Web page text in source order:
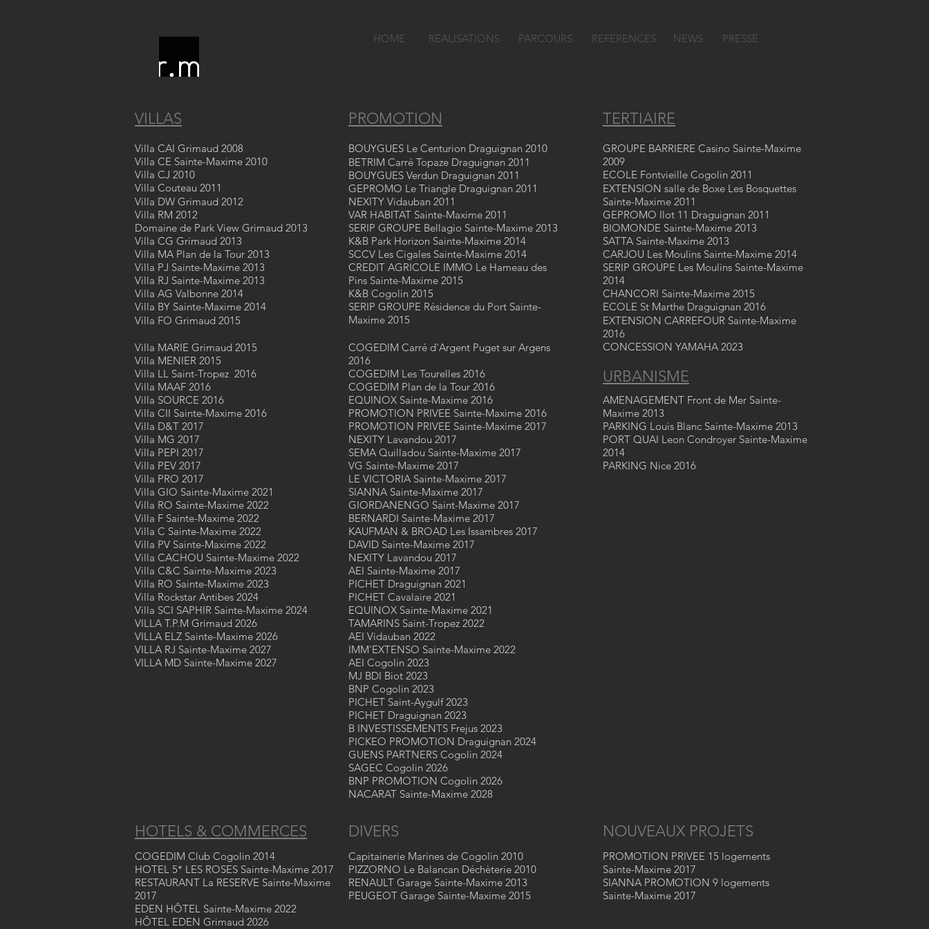
HOME REALISATIONS PARCOURS REFERENCES NEWS PRESSE
VILLAS
Villa CAI Grimaud 2008
Villa CE Sainte-Maxime 2010
Villa CJ 2010
Villa Couteau 2011
Villa DW Grimaud 2012
Villa RM 2012
Domaine de Park View Grimaud 2013
Villa CG Grimaud 2013
Villa MA Plan de la Tour 2013
Villa PJ Sainte-Maxime 2013
Villa RJ Sainte-Maxime 2013
Villa AG Valbonne 2014
Villa BY Sainte-Maxime 2014
Villa FO Grimaud 2015
Villa MARIE Grimaud 2015
Villa MENIER 2015
Villa LL Saint-Tropez 2016
Villa MAAF 2016
Villa SOURCE 2016
Villa CII Sainte-Maxime 2016
Villa D&T 2017
Villa MG 2017
Villa PEPI 2017
Villa PEV 2017
Villa PRO 2017
Villa GIO Sainte-Maxime 2021
Villa RO Sainte-Maxime 2022
Villa F Sainte-Maxime 2022
Villa C Sainte-Maxime 2022
Villa PV Sainte-Maxime 2022
Villa CACHOU Sainte-Maxime 2022
Villa C&C Sainte-Maxime 2023
Villa RO Sainte-Maxime 2023
Villa Rockstar Antibes 2024
Villa SCI SAPHIR Sainte-Maxime 2024
VILLA T.P.M Grimaud 2026
VILLA ELZ Sainte-Maxime 2026
VILLA RJ Sainte-Maxime 2027
VILLA MD Sainte-Maxime 2027
PROMOTION
BOUYGUES Le Centurion Draguignan 2010
BETRIM Carré Topaze Draguignan 2011
BOUYGUES Verdun Draguignan 2011
GEPROMO Le Triangle Draguignan 2011
NEXITY Vidauban 2011
VAR HABITAT Sainte-Maxime 2011
SERIP GROUPE Bellagio Sainte-Maxime 2013
K&B Park Horizon Sainte-Maxime 2014
SCCV Les Cigales Sainte-Maxime 2014
CREDIT AGRICOLE IMMO Le Hameau des
Pins Sainte-Maxime 2015
K&B Cogolin 2015
SERIP GROUPE Résidence du Port Sainte-
Maxime 2015
COGEDIM Carré d'Argent Puget sur Argens
2016
COGEDIM Les Tourelles 2016
COGEDIM Plan de la Tour 2016
EQUINOX Sainte-Maxime 2016
PROMOTION PRIVEE Sainte-Maxime 2016
PROMOTION PRIVEE Sainte-Maxime 2017
NEXITY Lavandou 2017
SEMA Quilladou Sainte-Maxime 2017
VG Sainte-Maxime 2017
LE VICTORIA Sainte-Maxime 2017
SIANNA Sainte-Maxime 2017
GIORDANENGO Saint-Maxime 2017
BERNARDI Sainte-Maxime 2017
KAUFMAN & BROAD Les Issambres 2017
DAVID Sainte-Maxime 2017
NEXITY Lavandou 2017
AEI Sainte-Maxime 2017
PICHET Draguignan 2021
PICHET Cavalaire 2021
EQUINOX Sainte-Maxime 2021
TAMARINS Saint-Tropez 2022
AEI Vidauban 2022
IMM'EXTENSO Sainte-Maxime 2022
AEI Cogolin 2023
MJ BDI Biot 2023
BNP Cogolin 2023
PICHET Saint-Aygulf 2023
PICHET Draguignan 2023
B INVESTISSEMENTS Frejus 2023
PICKEO PROMOTION Draguignan 2024
GUENS PARTNERS Cogolin 2024
SAGEC Cogolin 2026
BNP PROMOTION Cogolin 2026
NACARAT Sainte-Maxime 2028
TERTIAIRE
GROUPE BARRIERE Casino Sainte-Maxime
2009
ECOLE Fontvieille Cogolin 2011
EXTENSION salle de Boxe Les Bosquettes
Sainte-Maxime 2011
GEPROMO Ilot 11 Draguignan 2011
BIOMONDE Sainte-Maxime 2013
SATTA Sainte-Maxime 2013
CARJOU Les Moulins Sainte-Maxime 2014
SERIP GROUPE Les Moulins Sainte-Maxime
2014
CHANCORI Sainte-Maxime 2015
ECOLE St Marthe Draguignan 2016
EXTENSION CARREFOUR Sainte-Maxime
2016
CONCESSION YAMAHA 2023
URBANISME
AMENAGEMENT Front de Mer Sainte-
Maxime 2013
PARKING Louis Blanc Sainte-Maxime 2013
PORT QUAI Leon Condroyer Sainte-Maxime
2014
PARKING Nice 2016
HOTELS & COMMERCES
COGEDIM Club Cogolin 2014
HOTEL 5* LES ROSES Sainte-Maxime 2017
RESTAURANT La RESERVE Sainte-Maxime
2017
EDEN HÔTEL Sainte-Maxime 2022
HÔTEL EDEN Grimaud 2026
DIVERS
Capitainerie Marines de Cogolin 2010
PIZZORNO Le Balancan Déchèterie 2010
RENAULT Garage Sainte-Maxime 2013
PEUGEOT Garage Sainte-Maxime 2015
NOUVEAUX PROJETS
PROMOTION PRIVEE 15 logements
Sainte-Maxime 2017
SIANNA PROMOTION 9 logements
Sainte-Maxime 2017